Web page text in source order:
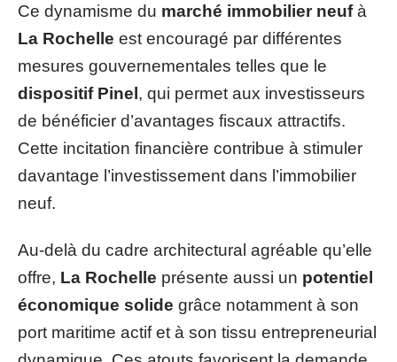
Ce dynamisme du marché immobilier neufà
La Rochelle est encouragé par différentes
mesures gouvernementales telles que le
dispositif Pinel, qui permet aux investisseurs
de bénéficier d’avantages fiscaux attractifs.
Cette incitation financière contribue à stimuler
davantage l’investissement dans l’immobilier
neuf.
Au-delà du cadre architectural agréable qu’elle
offre, La Rochelle présente aussi un potentiel
économique solide grâce notamment à son
port maritime actif et à son tissu entrepreneurial